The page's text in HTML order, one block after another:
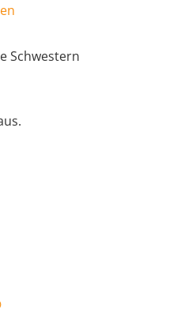
Schwestern